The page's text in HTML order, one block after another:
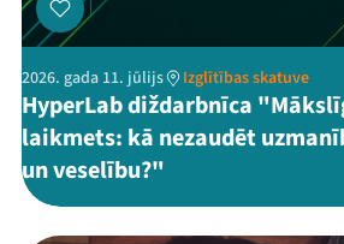
2026. gada 11. jūlijs Izglītības skatuve
HyperLab diždarbnīca
laikmets: kā nezaudēt
un veselību?"